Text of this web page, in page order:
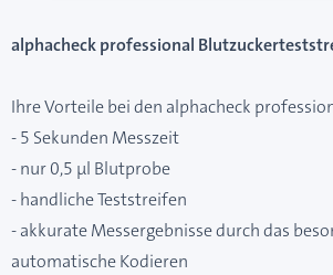
alphacheck professional
Ihre Vorteile bei den alphacheck
- 5 Sekunden Messzeit
- nur 0,5 µl Blutprobe
- handliche Teststreifen
- akkurate Messergebnisse durch das
automatische Kodieren